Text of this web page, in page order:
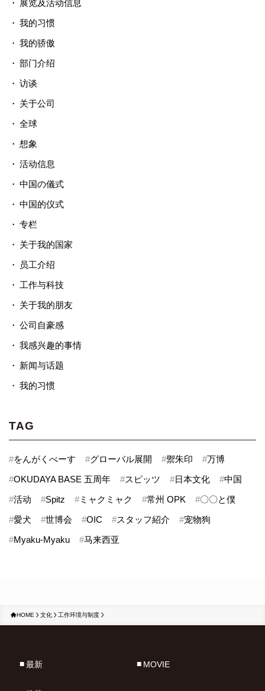
展览及活动信息
我的习惯
我的骄傲
部门介绍
访谈
关于公司
全球
想象
活动信息
中国の儀式
中国的仪式
专栏
关于我的国家
员工介绍
工作与科技
关于我的朋友
公司自豪感
我感兴趣的事情
新闻与话题
我的习惯
TAG
#をんがくべーす #グローバル展開 #禦朱印 #万博
#OKUDAYA BASE 五周年 #スピッツ #日本文化 #中国
#活动 #Spitz #ミャクミャク #常州 OPK #〇〇と僕
#愛犬 #世博会 #OIC #スタッフ紹介 #宠物狗
#Myaku-Myaku #马来西亚
HOME 文化 工作环境与制度
最新 MOVIE